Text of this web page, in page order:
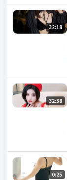
32:18
32:38
0:25